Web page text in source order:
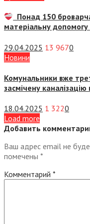
Понад 150
матеріальну допомогу
29.04.2025 13 9670
Новини
Комунальники вже
засмічену
18.04.2025 1 3220
Load more
Добавить
Ваш адрес email не
помечены *
Комментарий *